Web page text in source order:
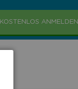
KOSTENLOS ANMELDEN